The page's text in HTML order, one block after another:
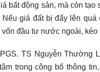
bất động sản, mà còn
Nếu giá đất bị đẩy lên
vốn đầu tư nước ngoài,
TS Nguyễn Thường
trong công bố thông